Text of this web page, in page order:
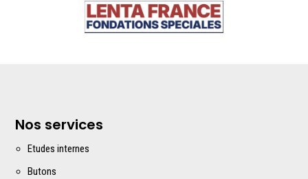
Nos services
Etudes internes
Butons